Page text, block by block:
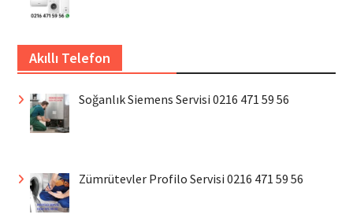
Akıllı Telefon
Soğanlık Siemens Servisi 0216 471 59 56
Zümrütevler Profilo Servisi 0216 471 59 56